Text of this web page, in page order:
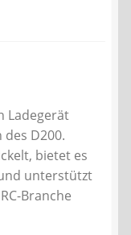
Ladegerät
D200.
bietet es
unterstützt
Branche